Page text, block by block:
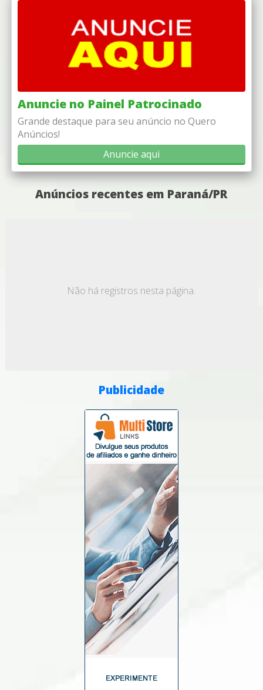
Anuncie no Painel Patrocinado
Grande destaque para seu anúncio no Quero
Anúncios!
Anuncie aqui
Anúncios recentes em Paraná/PR
Não há registros nesta página.
Publicidade